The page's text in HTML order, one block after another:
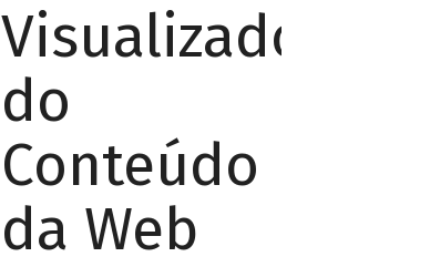
Visualizador
do
Conteúdo
da Web